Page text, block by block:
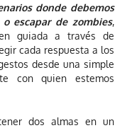
donde debemos
escapar de zombies,
guiada a través de
cada respuesta a los
desde una simple
con quien estemos
dos almas en un